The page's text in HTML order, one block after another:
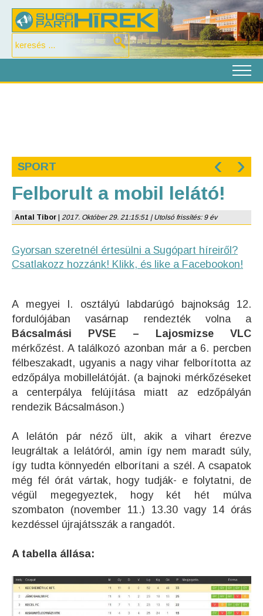
SPORT ‹ ›
Felborult a mobil lelátó!
Antal Tibor 2017. Október 29. 21:15:51 | Utolsó frissítés: 9 év
Gyorsan szeretnél értesülni a Sugópart híreiről?
Csatlakozz hozzánk! Klikk, és like a Facebookon!
A megyei I. osztályú labdarúgó bajnokság 12.
fordulójában vasárnap rendezték volna a
Bácsalmási PVSE – Lajosmizse VLC
mérkőzést. A találkozó azonban már a 6. percben
félbeszakadt, ugyanis a nagy vihar felborította az
edzőpálya mobillelátóját. (a bajnoki mérkőzéseket
a centerpálya felújítása miatt az edzőpályán
rendezik Bácsalmáson.)
A lelátón pár néző ült, akik a vihart érezve
leugráltak a lelátóról, amin így nem maradt súly,
így tudta könnyedén elborítani a szél. A csapatok
még fél órát vártak, hogy tudják- e folytatni, de
végül megegyeztek, hogy két hét múlva
szombaton (november 11.) 13.30 vagy 14 órás
kezdéssel újrajátsszák a rangadót.
A tabella állása: